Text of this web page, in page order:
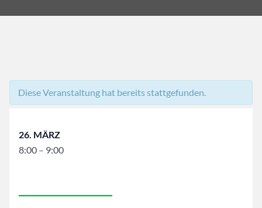
Diese Veranstaltung hat bereits stattgefunden.
26. MÄRZ
8:00 – 9:00